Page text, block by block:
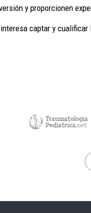
y proporcionen
interesa captar y